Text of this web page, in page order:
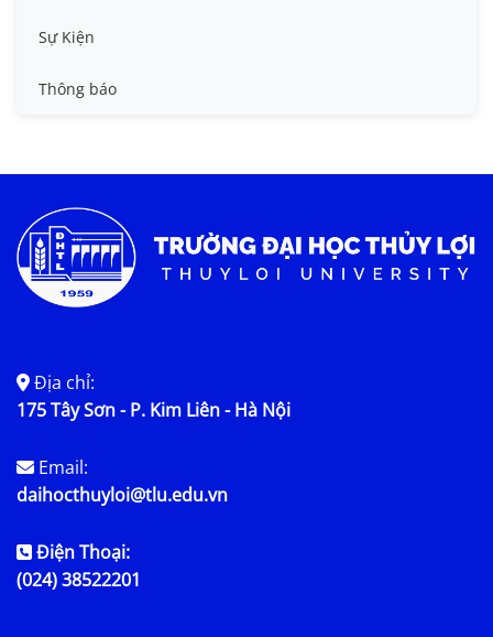
Tin công tác sinh viên
Tin đào tạo
Tin tức chung
Sự Kiện
Thông báo
Địa chỉ:
175 Tây Sơn - P. Kim Liên - Hà Nội
Email:
daihocthuyloi@tlu.edu.vn
Điện Thoại:
(024) 38522201